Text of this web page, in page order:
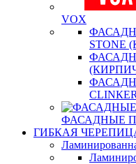
VOX
STONE
ФАСАДНЫЕ
ГИБКАЯ